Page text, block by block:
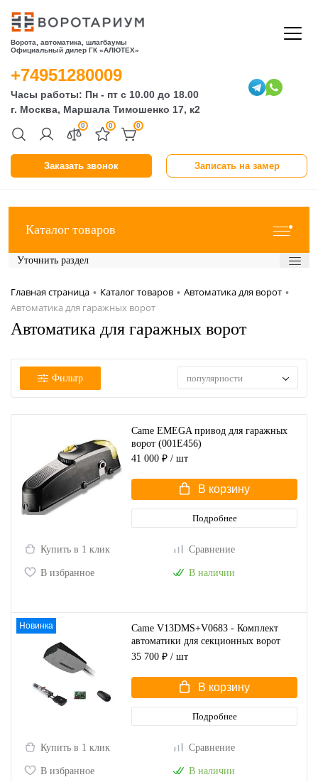
Ворота, автоматика, шлагбаумы
Официальный дилер ГК «АЛЮТЕХ»
Заказать звонок Записать на замер
0 0 0
+74951280009
Часы работы: Пн - пт с 10.00 до 18.00
г. Москва, Маршала Тимошенко 17, к2
Каталог товаров
Уточнить раздел
Главная страница • Каталог товаров • Автоматика для ворот •
Автоматика для гаражных ворот
Автоматика для гаражных ворот
Фильтр популярности
Came EMEGA привод для гаражных
ворот (001E456)
41 000 ₽ / шт
В корзину
Подробнее
Купить в 1 клик Сравнение
В избранное В наличии
Новинка
Came V13DMS+V0683 - Комплект
автоматики для секционных ворот
высотой до 3,25 м
35 700 ₽ / шт
В корзину
Подробнее
Купить в 1 клик Сравнение
В избранное В наличии